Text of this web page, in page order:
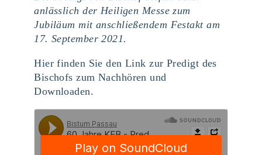
anlässlich der Heiligen Messe zum
Jubiläum mit anschließendem Festakt am
17. September 2021.
Hier finden Sie den Link zur Predigt des
Bischofs zum Nachhören und
Downloaden.